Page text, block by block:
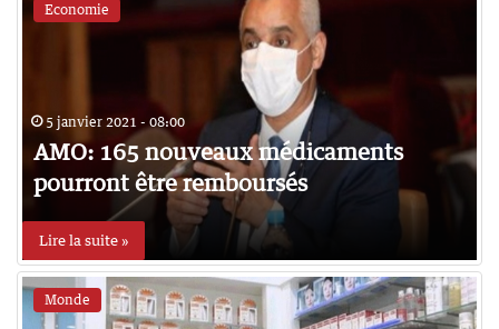
Economie
5 janvier 2021 - 08:00
AMO: 165 nouveaux médicaments
pourront être remboursés
Lire la suite »
Monde